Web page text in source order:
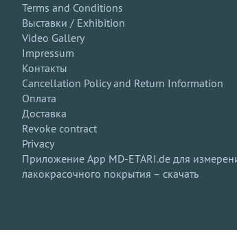
Terms and Conditions
Выставки / Exhibition
Video Gallery
Impressum
Контакты
Cancellation Policy and Return Information
Оплата
Доставка
Revoke contract
Privacy
Приложение App MD-ETARI.de для
лакокрасочного покрытия – скачать